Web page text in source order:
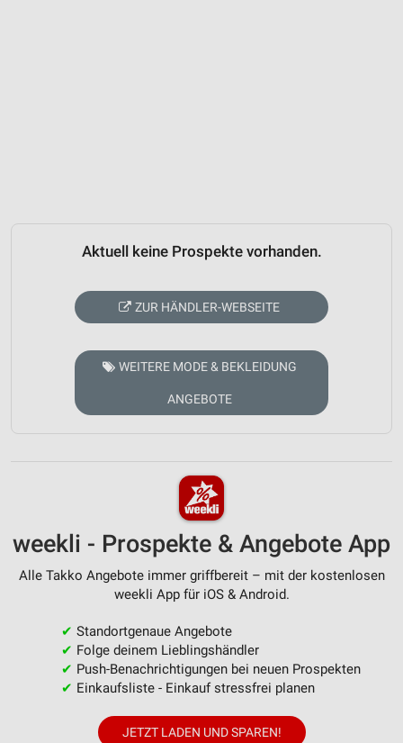
Aktuell keine Prospekte vorhanden.
ZUR HÄNDLER-WEBSEITE
WEITERE MODE & BEKLEIDUNG
ANGEBOTE
weekli - Prospekte & Angebote App
Alle Takko Angebote immer griffbereit – mit der kostenlosen
weekli App für iOS & Android.
✔ Standortgenaue Angebote
✔ Folge deinem Lieblingshändler
✔ Push-Benachrichtigungen bei neuen Prospekten
✔ Einkaufsliste - Einkauf stressfrei planen
JETZT LADEN UND SPAREN!